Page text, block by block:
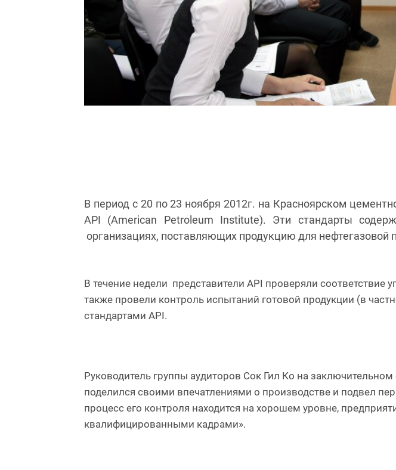
В период с 20 по 23 ноября 2012г. на Красноярском
API (American Petroleum Institute). Эти стандарты
организациях, поставляющих продукцию для
В течение недели представители API проверяли
также провели контроль испытаний готовой продукции (в
стандартами API.
Руководитель группы аудиторов Сок Гил Ко на
поделился своими впечатлениями о производстве и подвел
процесс его контроля находится на хорошем уровне,
квалифицированными кадрами».